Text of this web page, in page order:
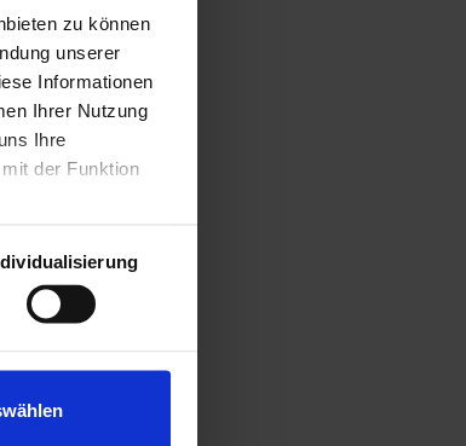
zu können
unserer
Informationen
Ihrer Nutzung
Ihre
der Funktion